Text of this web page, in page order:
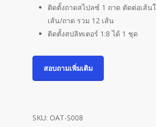
ติดตั้งถาดสไปลซ์ 1 ถาด ตัดต่อเส้น
เส้น/ถาด รวม 12 เส้น
ติดตั้งสปลิทเตอร์ 1:8 ได้ 1 ชุด
สอบถามเพิ่มเติม
SKU: OAT-S008